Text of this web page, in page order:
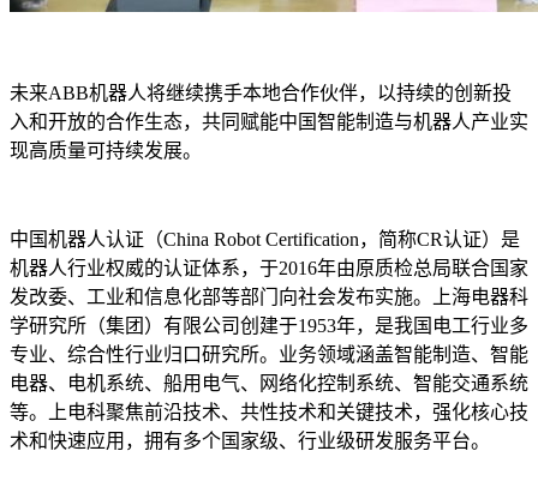
未来ABB机器人将继续携手本地合作伙伴，以持续的创新投
入和开放的合作生态，共同赋能中国智能制造与机器人产业实
现高质量可持续发展。
中国机器人认证（China Robot Certification，简称CR认证）是
机器人行业权威的认证体系，于2016年由原质检总局联合国家
发改委、工业和信息化部等部门向社会发布实施。上海电器科
学研究所（集团）有限公司创建于1953年，是我国电工行业多
专业、综合性行业归口研究所。业务领域涵盖智能制造、智能
电器、电机系统、船用电气、网络化控制系统、智能交通系统
等。上电科聚焦前沿技术、共性技术和关键技术，强化核心技
术和快速应用，拥有多个国家级、行业级研发服务平台。